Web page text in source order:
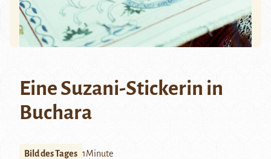
Eine Suzani-Stickerin in
Buchara
Bild des Tages 1Minute